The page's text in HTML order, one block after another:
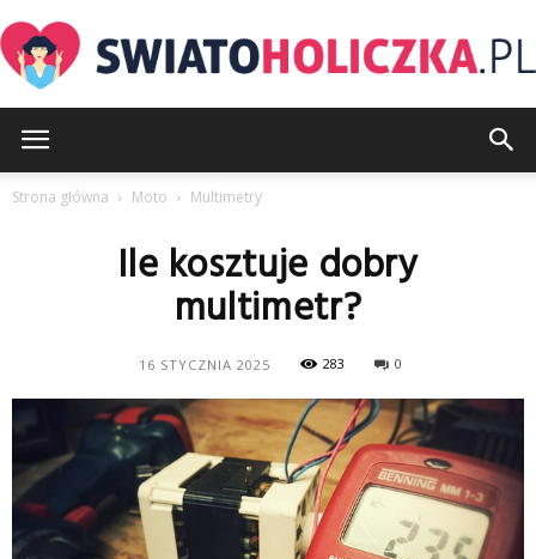
Strona główna Moto Multimetry
Ile kosztuje dobry
multimetr?
16 STYCZNIA 2025 283 0